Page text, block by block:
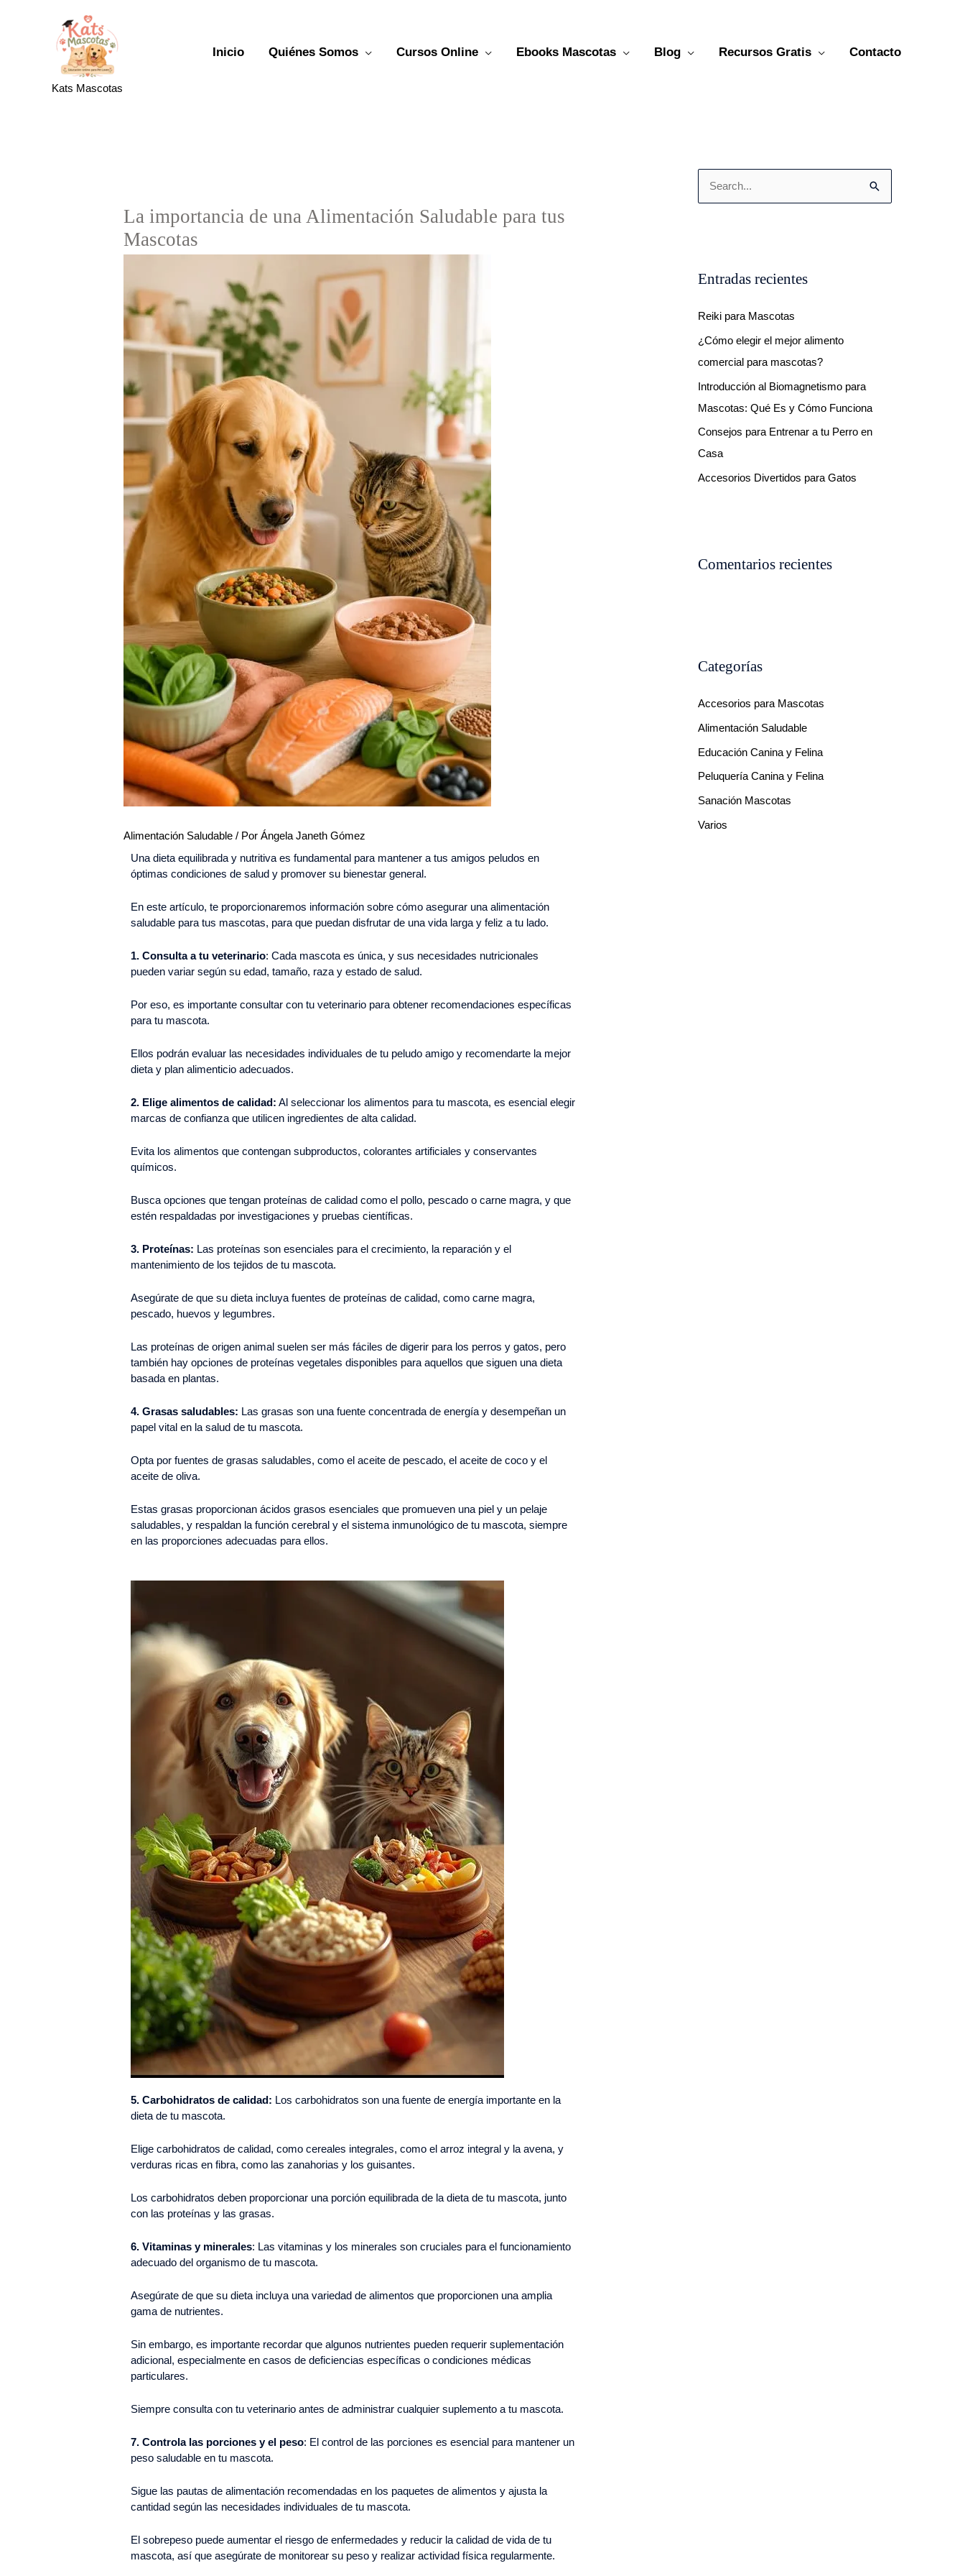
Kats Mascotas
Inicio Quiénes Somos Cursos Online Ebooks Mascotas Blog Recursos Gratis Contacto
La importancia de una Alimentación Saludable para tus
Mascotas
Alimentación Saludable / PorÁngela Janeth Gómez
Una dieta equilibrada y nutritiva es fundamental para mantener a tus amigos peludos en
óptimas condiciones de salud y promover su bienestar general.
En este artículo, te proporcionaremos información sobre cómo asegurar una alimentación
saludable para tus mascotas, para que puedan disfrutar de una vida larga y feliz a tu lado.
1. Consulta a tu veterinario: Cada mascota es única, y sus necesidades nutricionales
pueden variar según su edad, tamaño, raza y estado de salud.
Por eso, es importante consultar con tu veterinario para obtener recomendaciones específicas
para tu mascota.
Ellos podrán evaluar las necesidades individuales de tu peludo amigo y recomendarte la mejor
dieta y plan alimenticio adecuados.
2. Elige alimentos de calidad: Al seleccionar los alimentos para tu mascota, es esencial elegir
marcas de confianza que utilicen ingredientes de alta calidad.
Evita los alimentos que contengan subproductos, colorantes artificiales y conservantes
químicos.
Busca opciones que tengan proteínas de calidad como el pollo, pescado o carne magra, y que
estén respaldadas por investigaciones y pruebas científicas.
3. Proteínas: Las proteínas son esenciales para el crecimiento, la reparación y el
mantenimiento de los tejidos de tu mascota.
Asegúrate de que su dieta incluya fuentes de proteínas de calidad, como carne magra,
pescado, huevos y legumbres.
Las proteínas de origen animal suelen ser más fáciles de digerir para los perros y gatos, pero
también hay opciones de proteínas vegetales disponibles para aquellos que siguen una dieta
basada en plantas.
4. Grasas saludables: Las grasas son una fuente concentrada de energía y desempeñan un
papel vital en la salud de tu mascota.
Opta por fuentes de grasas saludables, como el aceite de pescado, el aceite de coco y el
aceite de oliva.
Estas grasas proporcionan ácidos grasos esenciales que promueven una piel y un pelaje
saludables, y respaldan la función cerebral y el sistema inmunológico de tu mascota, siempre
en las proporciones adecuadas para ellos.
5. Carbohidratos de calidad: Los carbohidratos son una fuente de energía importante en la
dieta de tu mascota.
Elige carbohidratos de calidad, como cereales integrales, como el arroz integral y la avena, y
verduras ricas en fibra, como las zanahorias y los guisantes.
Los carbohidratos deben proporcionar una porción equilibrada de la dieta de tu mascota, junto
con las proteínas y las grasas.
6. Vitaminas y minerales: Las vitaminas y los minerales son cruciales para el funcionamiento
adecuado del organismo de tu mascota.
Asegúrate de que su dieta incluya una variedad de alimentos que proporcionen una amplia
gama de nutrientes.
Sin embargo, es importante recordar que algunos nutrientes pueden requerir suplementación
adicional, especialmente en casos de deficiencias específicas o condiciones médicas
particulares.
Siempre consulta con tu veterinario antes de administrar cualquier suplemento a tu mascota.
7. Controla las porciones y el peso: El control de las porciones es esencial para mantener un
peso saludable en tu mascota.
Sigue las pautas de alimentación recomendadas en los paquetes de alimentos y ajusta la
cantidad según las necesidades individuales de tu mascota.
El sobrepeso puede aumentar el riesgo de enfermedades y reducir la calidad de vida de tu
mascota, así que asegúrate de monitorear su peso y realizar actividad física regularmente.
a
p
o
r
:
Entradas recientes
Reiki para Mascotas
¿Cómo elegir el mejor alimento
comercial para mascotas?
Introducción al Biomagnetismo para
Mascotas: Qué Es y Cómo Funciona
Consejos para Entrenar a tu Perro en
Casa
Accesorios Divertidos para Gatos
Comentarios recientes
Categorías
Accesorios para Mascotas
Alimentación Saludable
Educación Canina y Felina
Peluquería Canina y Felina
Sanación Mascotas
Varios